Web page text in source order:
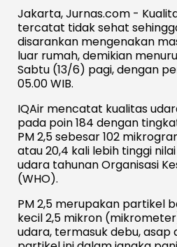
Jakarta, Jurnas.com -
tercatat tidak sehat
disarankan mengenakan
luar rumah, demikian
Sabtu (13/6) pagi, dengan
05.00 WIB.
IQAir mencatat kualitas
pada poin 184 dengan
PM 2,5 sebesar 102
atau 20,4 kali lebih tinggi
udara tahunan Organisasi
(WHO).
PM 2,5 merupakan partikel
kecil 2,5 mikron
udara, termasuk debu, asap